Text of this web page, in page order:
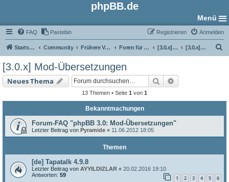
phpBB.de
Menü
FAQ Pastebin Anmelden
Registrieren
Startseite Community Frühere Versionen Foren für phpBB 3.0 [3.0.x] Übersetzungs-Foren [3.0.x] Mod-Übersetzungen
[3.0.x] Mod-Übersetzungen
Neues Thema Suche
13 Themen • Seite 1 von 1
Bekanntmachungen
Forum-FAQ "phpBB 3.0: Mod-Übersetzungen"
Letzter Beitrag von Pyramide « 11.06.2012 18:05
Themen
[de] Tapatalk 4.9.8
Letzter Beitrag von AYYILDIZLAR « 20.02.2016 19:10
Antworten: 59 1 2 3 4 5 6